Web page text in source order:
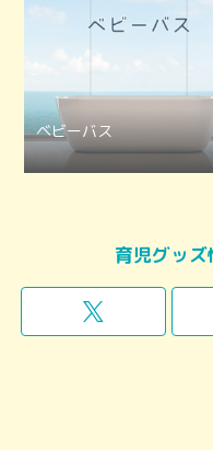
ベビーバス
育児グッ